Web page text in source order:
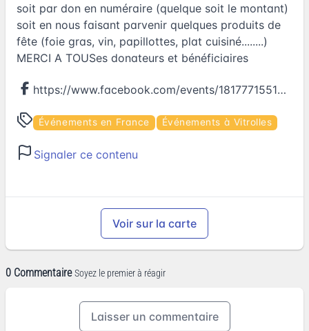
soit par don en numéraire (quelque soit le montant)
soit en nous faisant parvenir quelques produits de
fête (foie gras, vin, papillottes, plat cuisiné........)
MERCI A TOUSes donateurs et bénéficiaires
https://www.facebook.com/events/1817771551839495
Événements en France Événements à Vitrolles
Signaler ce contenu
Voir sur la carte
0 Commentaire Soyez le premier à réagir
Laisser un commentaire